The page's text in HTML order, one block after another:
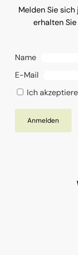
Melden Sie
erhalten
Name
E-Mail
Ich